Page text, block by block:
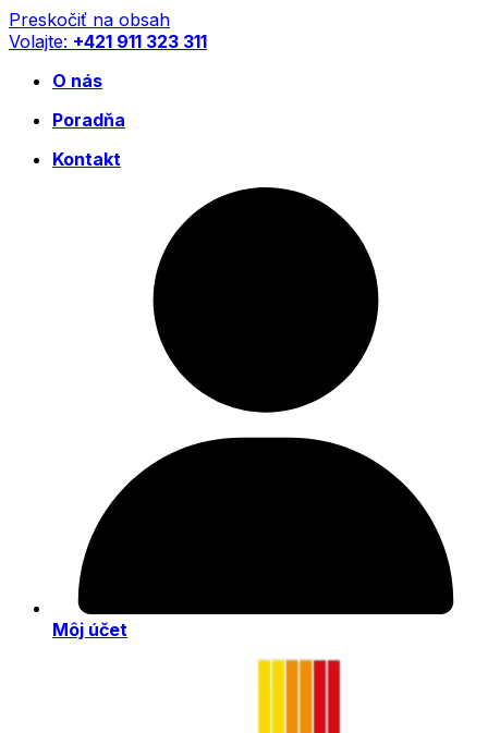
Preskočiť na obsah
Volajte: +421 911 323 311
O nás
Poradňa
Kontakt
Môj účet